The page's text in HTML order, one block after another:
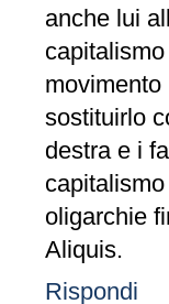
anche lui
movimento
sostituirlo
destra e i
oligarchie
Aliquis.
Rispondi